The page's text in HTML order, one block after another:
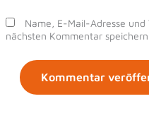
Name, E-Mail-Adresse
nächsten Kommentar